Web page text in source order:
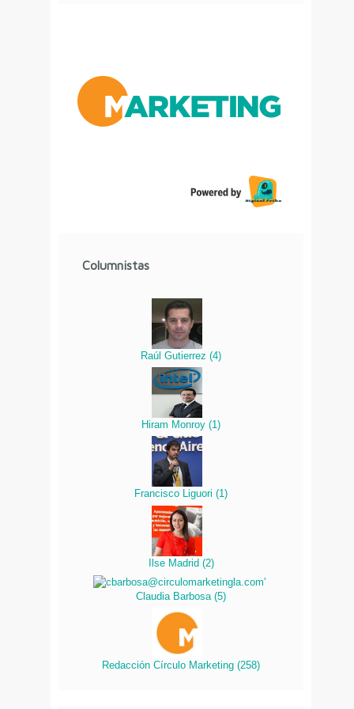
Columnistas
Raúl Gutierrez (4)
Hiram Monroy (1)
Francisco Liguori (1)
Ilse Madrid (2)
Claudia Barbosa (5)
Redacción Círculo Marketing (258)